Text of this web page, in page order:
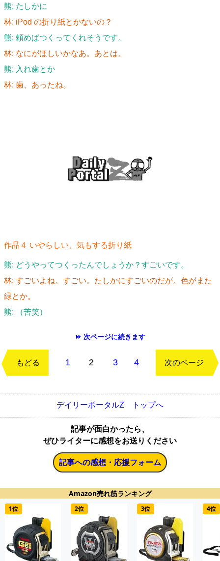
熊: たしかに
林: iPod の折り紙とかないの？
熊: 頼めばつくってくれそうです。
林: なにがほしいかなあ。あとは。
熊: 入れ歯とか
林: 歯、あったね。
作品４ いやらしい、気もする折り紙
熊: どうやってつくったんでしょうか？すごいです。
林: すごいよね。すごい。たしかにすごいのだが。色がまた
緑とか。
熊: （苦笑）
⏩ 次ページに続きます
もどる 1 2 3 4 次のページ
デイリーポータルZ トップへ
記事が面白かったら、
ぜひライターに感想をお送りください
記事への感想・応援フォーム
Amazon売れ筋ランキング
1位 2位 3位 4位